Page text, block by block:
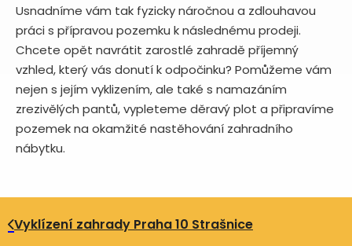
Usnadníme vám tak fyzicky náročnou a zdlouhavou
práci s přípravou pozemku k následnému prodeji.
Chcete opět navrátit zarostlé zahradě příjemný
vzhled, který vás donutí k odpočinku? Pomůžeme vám
nejen s jejím vyklizením, ale také s namazáním
zrezivělých pantů, vypleteme děravý plot a připravíme
pozemek na okamžité nastěhování zahradního
nábytku.
Vyklízení zahrady Praha 10 Strašnice